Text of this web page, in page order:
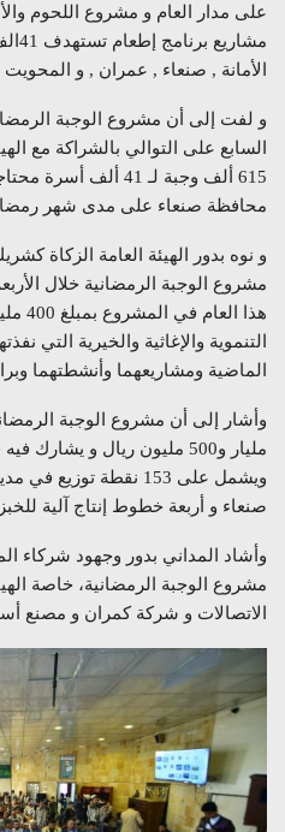
على مدار العام و مشروع اللحوم
الأمانة , صنعاء , عمران , و المحويت
و لفت إلى أن مشروع الوجبة
السابع على التوالي بالشراكة مع
615 ألف وجبة لـ 41
محافظة صنعاء على مدى شهر
و نوه بدور الهيئة العامة الزكاة
مشروع الوجبة الرمضانية خلال
هذا
التنموية والإغاثية والخيرية التي
الماضية ومشاريعهما وأنشطتهما
وأشار إلى أن مشروع الوجبة
مليار و500 مليون ريال و
ويشمل على 153 نقطة
صنعاء و أربعة خطوط إنتاج آلية
وأشاد المداني بدور وجهود شركاء
مشروع الوجبة الرمضانية، خاصة
الاتصالات و شركة كمران و